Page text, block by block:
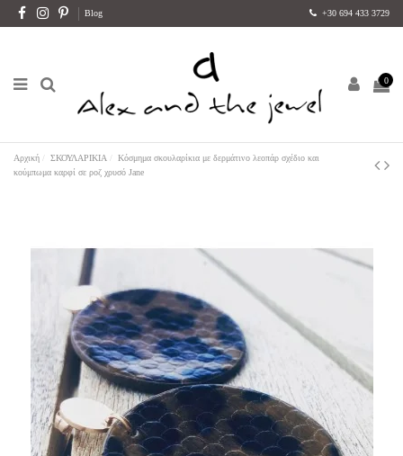
Blog +30 694 433 3729
0
Αρχική ΣΚΟΥΛΑΡΙΚΙΑ
Κόσμημα σκουλαρίκια με δερμάτινο λεοπάρ σχέδιο και
κούμπωμα καρφί σε ροζ χρυσό Jane